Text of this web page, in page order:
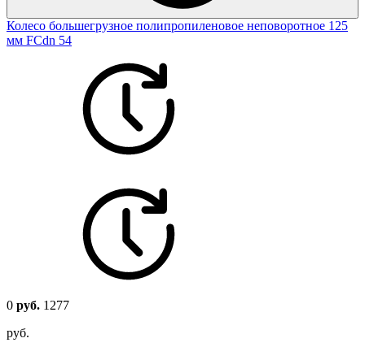
Колесо большегрузное полипропиленовое неповоротное 125
мм FCdn 54
0 руб. 1277
руб.